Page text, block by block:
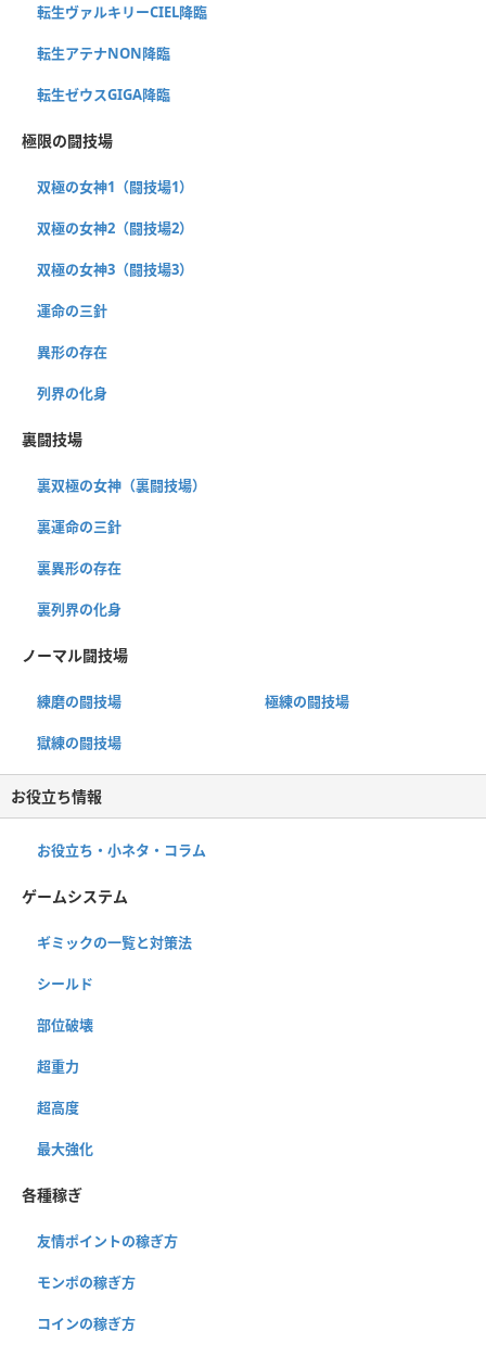
転生ヴァルキリーCIEL降臨
転生アテナNON降臨
転生ゼウスGIGA降臨
極限の闘技場
双極の女神1（闘技場1）
双極の女神2（闘技場2）
双極の女神3（闘技場3）
運命の三針
異形の存在
列界の化身
裏闘技場
裏双極の女神（裏闘技場）
裏運命の三針
裏異形の存在
裏列界の化身
ノーマル闘技場
練磨の闘技場 極練の闘技場
獄練の闘技場
お役立ち情報
お役立ち・小ネタ・コラム
ゲームシステム
ギミックの一覧と対策法
シールド
部位破壊
超重力
超高度
最大強化
各種稼ぎ
友情ポイントの稼ぎ方
モンポの稼ぎ方
コインの稼ぎ方